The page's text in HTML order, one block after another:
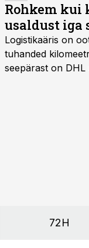
Rohkem kui
usaldust iga
Logistikaäris on
tuhanded
seepärast on DHL
72H